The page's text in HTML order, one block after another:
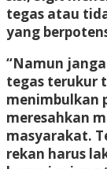
tegas atau
yang
“Namun
tegas terukur
menimbulkan
meresahkan
masyarakat.
rekan harus